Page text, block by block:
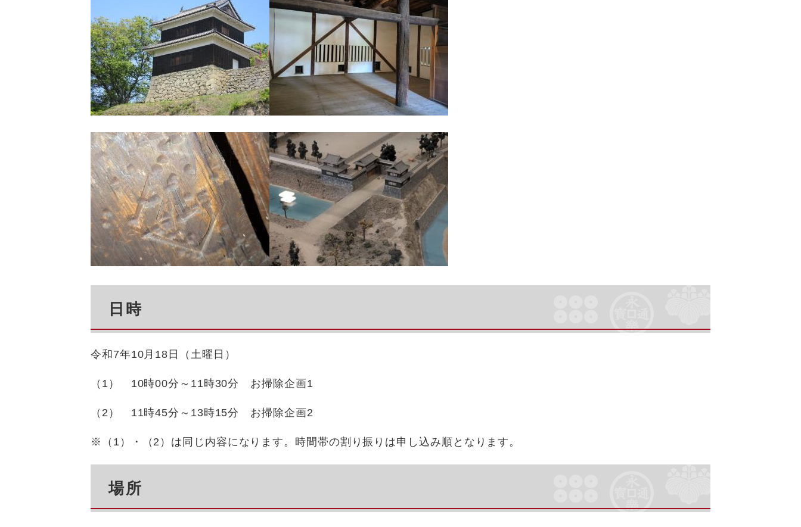
日時
令和7年10月18日（土曜日）
（1） 10時00分～11時30分 お掃除企画1
（2） 11時45分～13時15分 お掃除企画2
※（1）・（2）は同じ内容になります。時間帯の割り振りは申し込み順となります。
場所